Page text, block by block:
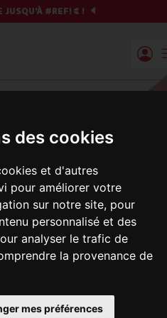
des cookies
et d'autres
pour améliorer votre
sur notre site, pour
personnalisé et des
analyser le trafic de
la provenance de
mes préférences
JUSQU'À #REF!€ !
| Mobile & you
?
parti !
les meilleures
: